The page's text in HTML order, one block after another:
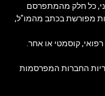
כל חלק מהמתפרסם
מפורשת בכתב מהמו"ל,
קוסמטי או אחר.
החברות המפרסמות